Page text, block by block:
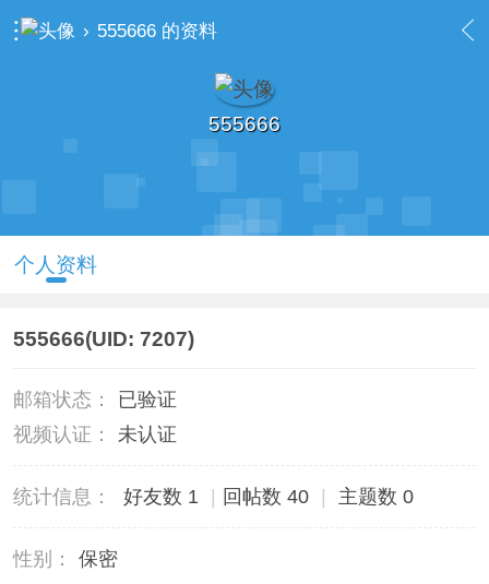
› 555666 的资料
555666
个人资料
555666(UID: 7207)
邮箱状态：
已验证
视频认证：
未认证
统计信息： 好友数 1 | 回帖数 40 | 主题数 0
性别：
保密